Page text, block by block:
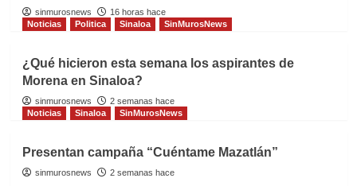
sinmurosnews
16 horas hace
Noticias
Politica Sinaloa SinMurosNews
¿Qué hicieron esta semana los aspirantes de
Morena en Sinaloa?
sinmurosnews
2 semanas hace
Noticias
Sinaloa SinMurosNews
Presentan campaña “Cuéntame Mazatlán”
sinmurosnews 2 semanas hace